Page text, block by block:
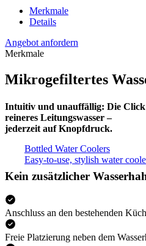
Bottled Water Coolers
Easy-to-use, stylish water
Merkmale
Details
Angebot anfordern
Merkmale
Mikrogefiltertes
Intuitiv und unauffällig: Die
reineres Leitungswasser –
jederzeit auf Knopfdruck.
Kein zusätzlicher
Anschluss an den bestehenden
Freie Platzierung neben dem